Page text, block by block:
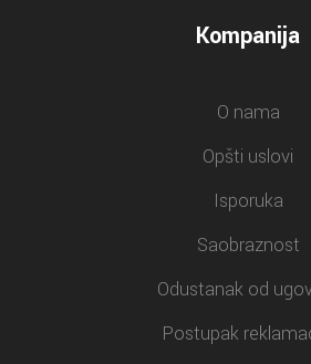
Kompanija
O nama
Opšti uslovi
Isporuka
Saobraznost
Odustanak od
Postupak